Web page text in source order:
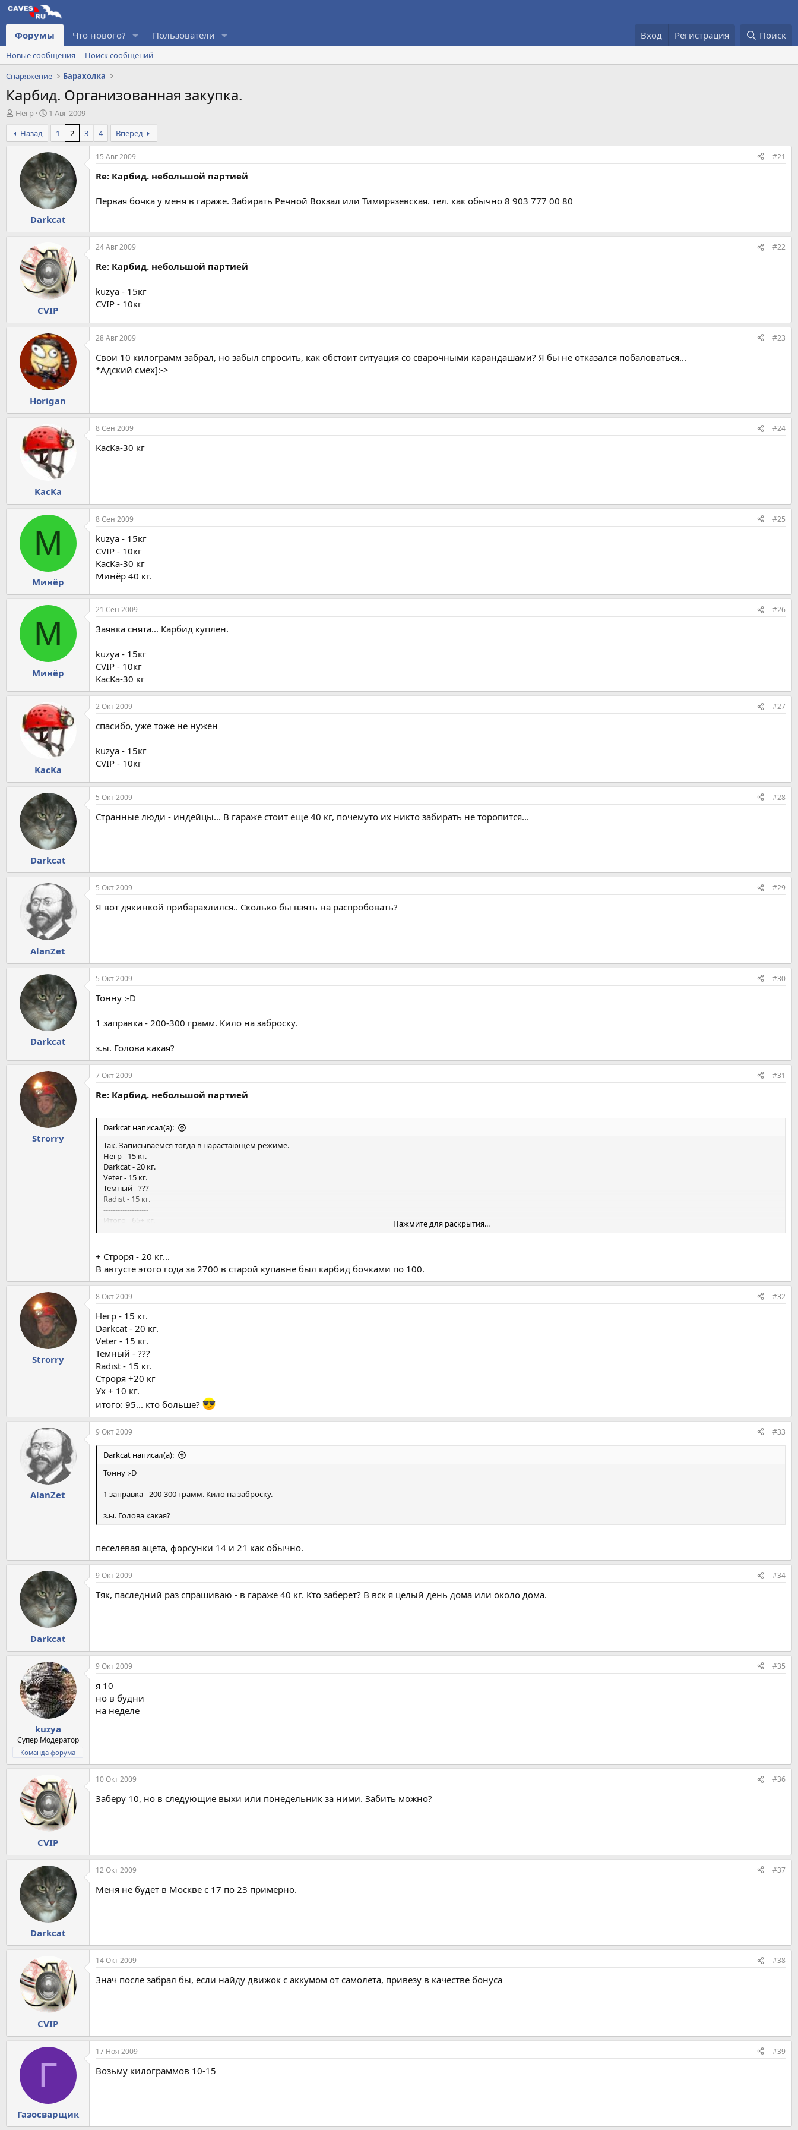
Форумы Что нового? Пользователи Вход Регистрация Поиск
Новые сообщения
Поиск сообщений
Снаряжение
Барахолка
Карбид. Организованная закупка.
А
т
о
м
Негр
Д
а
н
а
ч
а
л
а
1 Авг 2009
Назад
1 2 3 4 Вперёд
Darkcat
15 Авг 2009 #21
Re: Карбид. небольшой партией
Первая бочка у меня в гараже. Забирать Речной Вокзал или Тимирязевская. тел. как обычно 8 903 777 00 80
CVIP
24 Авг 2009 #22
Re: Карбид. небольшой партией
kuzya - 15кг
CVIP - 10кг
Horigan
28 Авг 2009 #23
Свои 10 килограмм забрал, но забыл спросить, как обстоит ситуация со сварочными карандашами? Я бы не отказался побаловаться...
*Адский смех]:->
KacKa
8 Сен 2009 #24
KacKa-30 кг
М
Минёр
8 Сен 2009 #25
kuzya - 15кг
CVIP - 10кг
KacKa-30 кг
Минёр 40 кг.
М
Минёр
21 Сен 2009 #26
Заявка снята... Карбид куплен.
kuzya - 15кг
CVIP - 10кг
KacKa-30 кг
KacKa
2 Окт 2009 #27
спасибо, уже тоже не нужен
kuzya - 15кг
CVIP - 10кг
Darkcat
5 Окт 2009 #28
Странные люди - индейцы... В гараже стоит еще 40 кг, почемуто их никто забирать не торопится...
AlanZet
5 Окт 2009 #29
Я вот дякинкой прибарахлился.. Сколько бы взять на распробовать?
Darkcat
5 Окт 2009 #30
Тонну :-D
1 заправка - 200-300 грамм. Кило на заброску.
з.ы. Голова какая?
Strorry
7 Окт 2009 #31
Re: Карбид. небольшой партией
Darkcat написал(а):
Так. Записываемся тогда в нарастающем режиме.
Негр - 15 кг.
Darkcat - 20 кг.
Veter - 15 кг.
Темный - ???
Radist - 15 кг.
-------------------
Итого - 65+ кг.
Нажмите для раскрытия...
+ Строря - 20 кг...
В августе этого года за 2700 в старой купавне был карбид бочками по 100.
Strorry
8 Окт 2009 #32
Негр - 15 кг.
Darkcat - 20 кг.
Veter - 15 кг.
Темный - ???
Radist - 15 кг.
Строря +20 кг
Ух + 10 кг.
итого: 95... кто больше?
AlanZet
9 Окт 2009 #33
Darkcat написал(а):
Тонну :-D
1 заправка - 200-300 грамм. Кило на заброску.
з.ы. Голова какая?
песелёвая ацета, форсунки 14 и 21 как обычно.
Darkcat
9 Окт 2009 #34
Тяк, паследний раз спрашиваю - в гараже 40 кг. Кто заберет? В вск я целый день дома или около дома.
kuzya
Супер Модератор
Команда форума
9 Окт 2009 #35
я 10
но в будни
на неделе
CVIP
10 Окт 2009 #36
Заберу 10, но в следующие выхи или понедельник за ними. Забить можно?
Darkcat
12 Окт 2009 #37
Меня не будет в Москве с 17 по 23 примерно.
CVIP
14 Окт 2009 #38
Знач после забрал бы, если найду движок с аккумом от самолета, привезу в качестве бонуса
Г
Газосварщик
17 Ноя 2009 #39
Возьму килограммов 10-15